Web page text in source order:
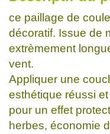
ce paillage de
décoratif. Issue de
extrèmement
vent.
Appliquer une
esthétique réussi
pour un effet
herbes, économie